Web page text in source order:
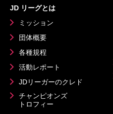
JD リーグとは
ミッション
団体概要
各種規程
活動レポート
JDリーガーのクレド
チャンピオンズ
トロフィー